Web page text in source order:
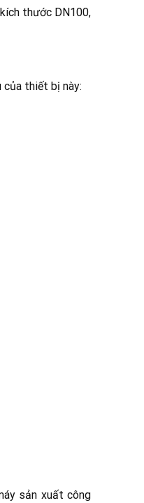
thước DN100,
của thiết bị này:
sản xuất công